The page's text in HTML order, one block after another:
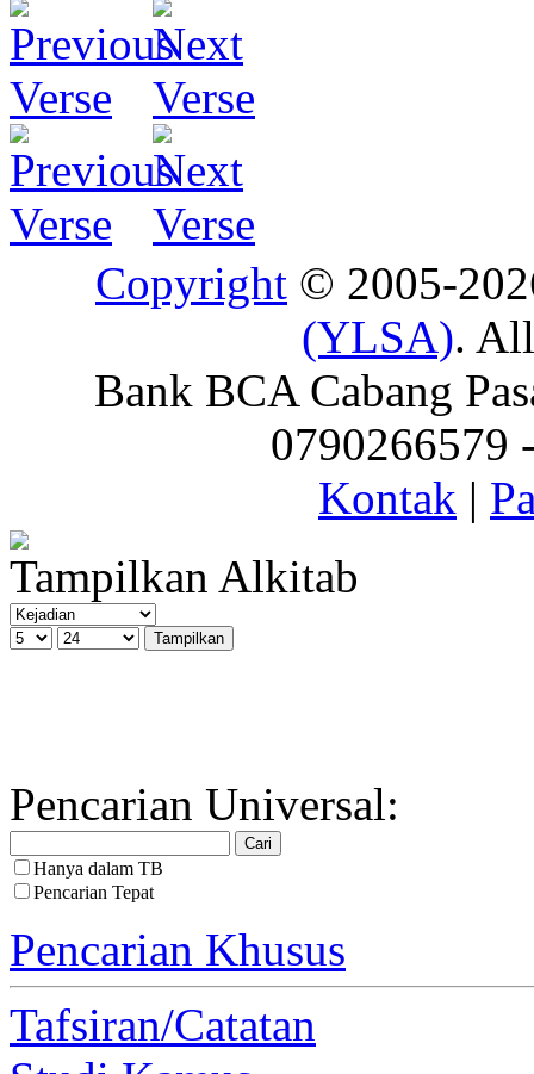
Copyright © 2005-
(YLSA).
Bank BCA Cabang
0790266579
Kontak |
Tampilkan Alkitab
Pencarian Universal:
Hanya dalam TB
Pencarian Tepat
Pencarian Khusus
Tafsiran/Catatan